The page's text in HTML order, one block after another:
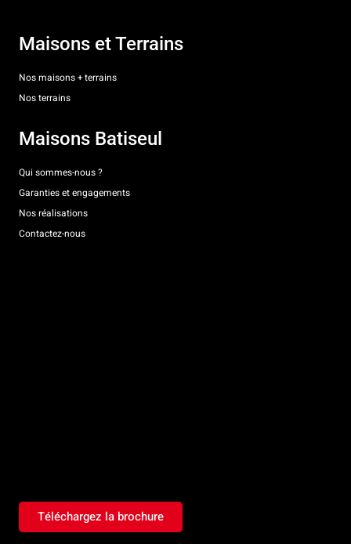
Maisons et Terrains
Nos maisons + terrains
Nos terrains
Maisons Batiseul
Qui sommes-nous ?
Garanties et engagements
Nos réalisations
Contactez-nous
Téléchargez la brochure